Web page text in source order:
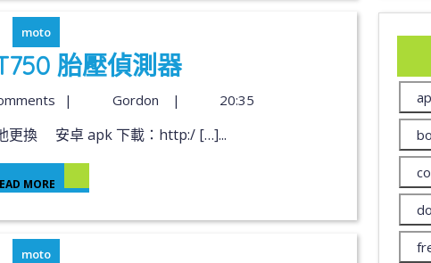
moto
胎壓偵測器
| Gordon | 20:35
池更換 安卓 apk 下載：http:/ […]...
MORE
moto